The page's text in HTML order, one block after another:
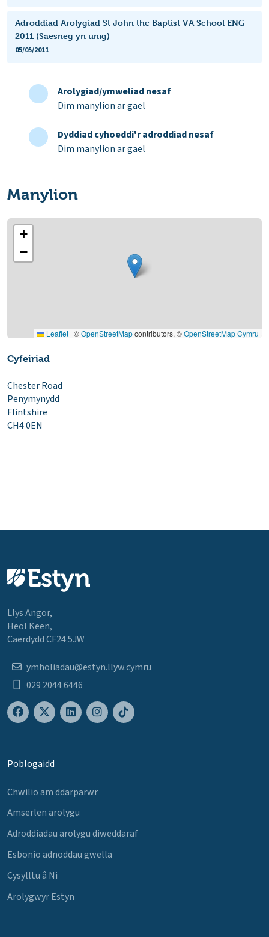
Adroddiad Arolygiad St John the Baptist VA School ENG
2011 (Saesneg yn unig)
05/05/2011
Arolygiad/ymweliad nesaf
Dim manylion ar gael
Dyddiad cyhoeddi'r adroddiad nesaf
Dim manylion ar gael
Manylion
+
−
Leaflet | ©OpenStreetMapcontributors, ©OpenStreetMap Cymru
Cyfeiriad
Chester Road
Penymynydd
Flintshire
CH4 0EN
Llys Angor,
Heol Keen,
Caerdydd CF24 5JW
ymholiadau@estyn.llyw.cymru
029 2044 6446
Poblogaidd
Chwilio am ddarparwr
Amserlen arolygu
Adroddiadau arolygu diweddaraf
Esbonio adnoddau gwella
Cysylltu â Ni
Arolygwyr Estyn